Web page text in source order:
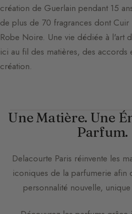
création de Guerlain pendant 15
de plus de 70 fragrances dont Cuir
Robe Noire. Une vie dédiée à l'art
ici au fil des matières, des accords
création.
Une Matière. Une
Parfum.
Delacourte Paris réinvente les
iconiques de la parfumerie afin
personnalité nouvelle,